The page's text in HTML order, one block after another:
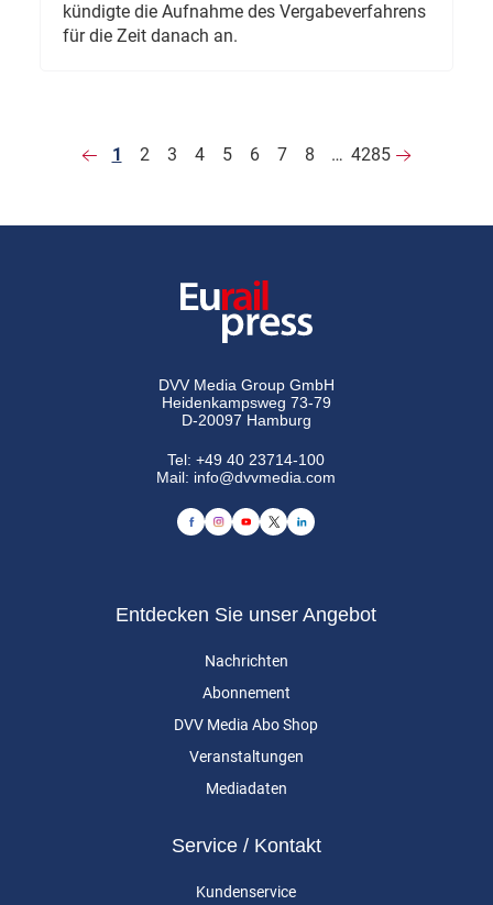
kündigte die Aufnahme des Vergabeverfahrens
für die Zeit danach an.
1 2 3 4 5 6 7 8 … 4285
DVV Media Group GmbH
Heidenkampsweg 73-79
D-20097 Hamburg
Tel:+49 40 23714-100
Mail: info@dvvmedia.com
Entdecken Sie unser Angebot
Nachrichten
Abonnement
DVV Media Abo Shop
Veranstaltungen
Mediadaten
Service / Kontakt
Kundenservice